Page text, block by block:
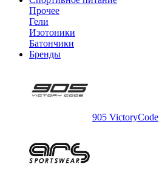
Прочее
Гели
Изотоники
Батончики
Бренды
905 VictoryCode